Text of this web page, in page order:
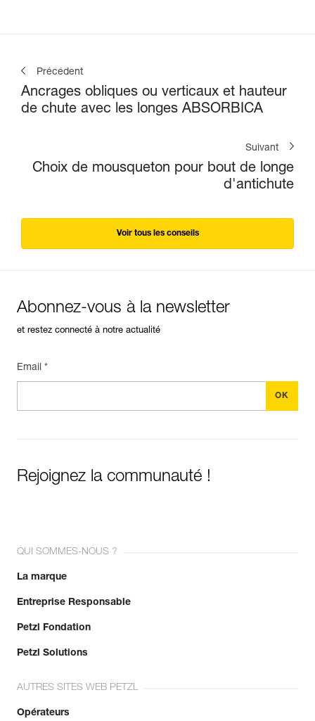
Précédent
Ancrages obliques ou verticaux et hauteur
de chute avec les longes ABSORBICA
Suivant
Choix de mousqueton pour bout de longe
d'antichute
Voir tous les conseils
Abonnez-vous à la newsletter
et restez connecté à notre actualité
Email *
Rejoignez la communauté !
QUI SOMMES-NOUS ?
La marque
Entreprise Responsable
Petzl Fondation
Petzl Solutions
AUTRES SITES WEB PETZL
Opérateurs